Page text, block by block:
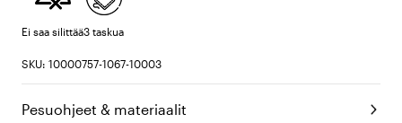
Ei saa silittää3 taskua
SKU: 10000757-1067-10003
Pesuohjeet & materiaalit